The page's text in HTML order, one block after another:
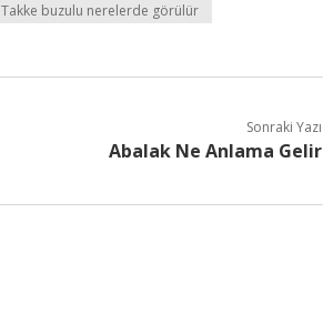
Takke buzulu nerelerde görülür
Sonraki Yazı
Abalak Ne Anlama Gelir